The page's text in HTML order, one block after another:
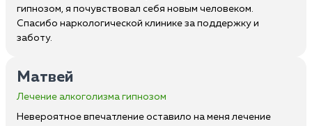
гипнозом, я почувствовал себя новым человеком.
Спасибо наркологической клинике за поддержку и
заботу.
Матвей
Лечение алкоголизма гипнозом
Невероятное впечатление оставило на меня лечение